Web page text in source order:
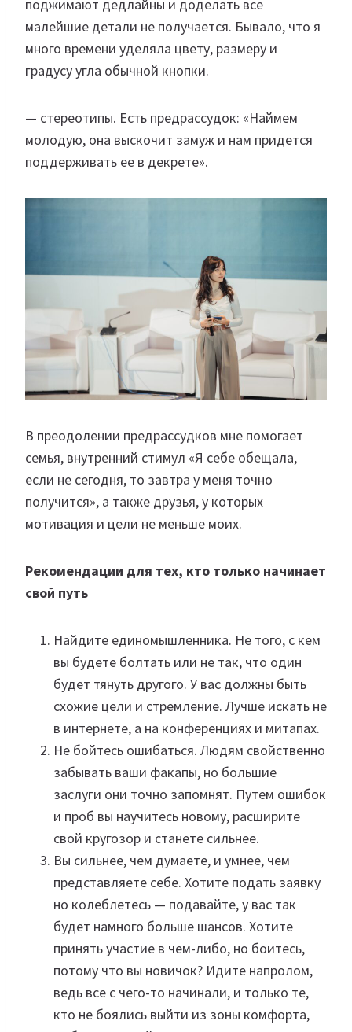
поджимают дедлайны и доделать все
малейшие детали не получается. Бывало, что я
много времени уделяла цвету, размеру и
градусу угла обычной кнопки.
— стереотипы. Есть предрассудок: «Наймем
молодую, она выскочит замуж и нам придется
поддерживать ее в декрете».
В преодолении предрассудков мне помогает
семья, внутренний стимул «Я себе обещала,
если не сегодня, то завтра у меня точно
получится», а также друзья, у которых
мотивация и цели не меньше моих.
Рекомендации для тех, кто только начинает
свой путь
Найдите единомышленника. Не того, с кем
вы будете болтать или не так, что один
будет тянуть другого. У вас должны быть
схожие цели и стремление. Лучше искать не
в интернете, а на конференциях и митапах.
Не бойтесь ошибаться. Людям свойственно
забывать ваши факапы, но большие
заслуги они точно запомнят. Путем ошибок
и проб вы научитесь новому, расширите
свой кругозор и станете сильнее.
Вы сильнее, чем думаете, и умнее, чем
представляете себе. Хотите подать заявку
но колеблетесь — подавайте, у вас так
будет намного больше шансов. Хотите
принять участие в чем-либо, но боитесь,
потому что вы новичок? Идите напролом,
ведь все с чего-то начинали, и только те,
кто не боялись выйти из зоны комфорта,